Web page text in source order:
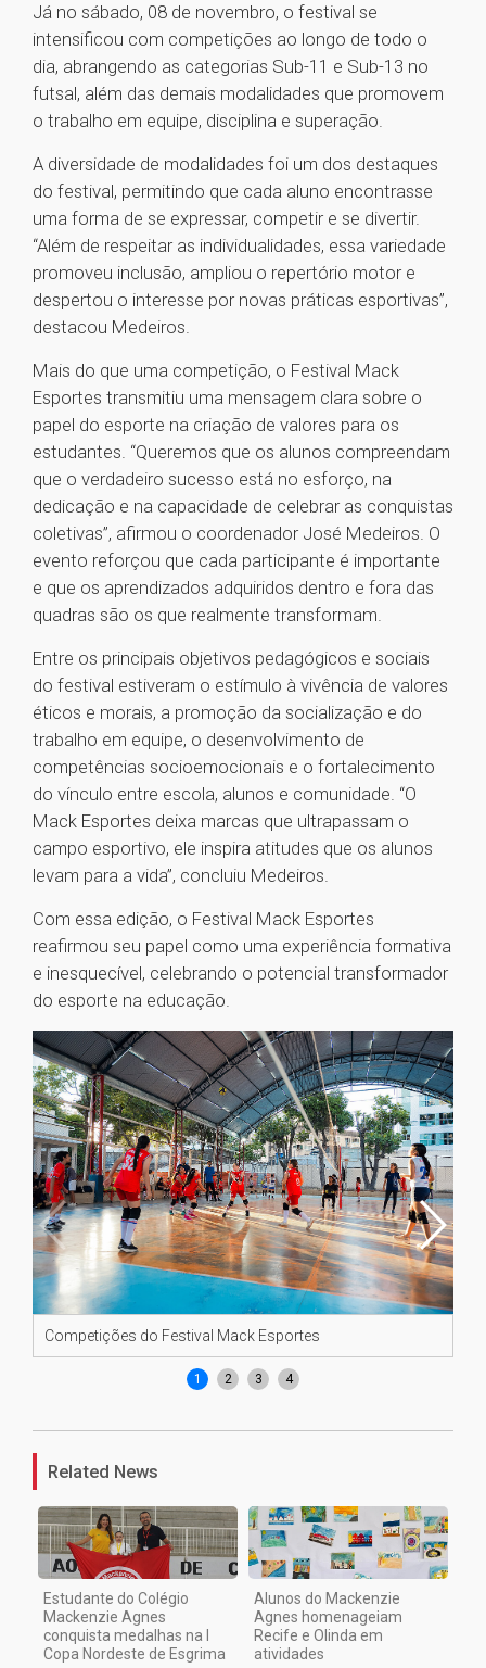
Já no sábado, 08 de novembro, o festival se
intensificou com competições ao longo de todo o
dia, abrangendo as categorias Sub-11 e Sub-13 no
futsal, além das demais modalidades que promovem
o trabalho em equipe, disciplina e superação.
A diversidade de modalidades foi um dos destaques
do festival, permitindo que cada aluno encontrasse
uma forma de se expressar, competir e se divertir.
“Além de respeitar as individualidades, essa variedade
promoveu inclusão, ampliou o repertório motor e
despertou o interesse por novas práticas esportivas”,
destacou Medeiros.
Mais do que uma competição, o Festival Mack
Esportes transmitiu uma mensagem clara sobre o
papel do esporte na criação de valores para os
estudantes. “Queremos que os alunos compreendam
que o verdadeiro sucesso está no esforço, na
dedicação e na capacidade de celebrar as conquistas
coletivas”, afirmou o coordenador José Medeiros. O
evento reforçou que cada participante é importante
e que os aprendizados adquiridos dentro e fora das
quadras são os que realmente transformam.
Entre os principais objetivos pedagógicos e sociais
do festival estiveram o estímulo à vivência de valores
éticos e morais, a promoção da socialização e do
trabalho em equipe, o desenvolvimento de
competências socioemocionais e o fortalecimento
do vínculo entre escola, alunos e comunidade. “O
Mack Esportes deixa marcas que ultrapassam o
campo esportivo, ele inspira atitudes que os alunos
levam para a vida”, concluiu Medeiros.
Com essa edição, o Festival Mack Esportes
reafirmou seu papel como uma experiência formativa
e inesquecível, celebrando o potencial transformador
do esporte na educação.
Competições do Festival Mack Esportes
1 2 3 4
Related News
Estudante do Colégio
Mackenzie Agnes
conquista medalhas na I
Copa Nordeste de Esgrima
Alunos do Mackenzie
Agnes homenageiam
Recife e Olinda em
atividades